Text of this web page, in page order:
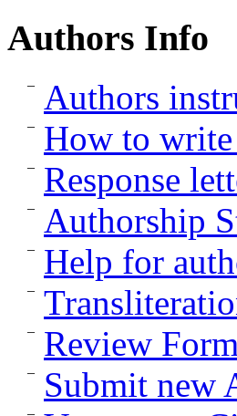
Authors Info
Authors
How to
Response
Authorship
Help for
Review Form
Submit new